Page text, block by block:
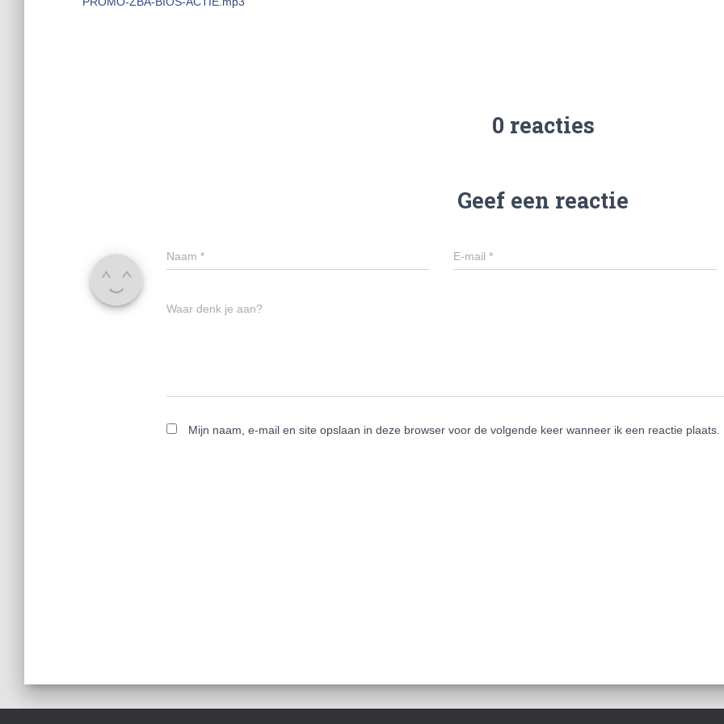
0 reacties
Geef een reactie
Naam * E-mail*
Waar denk je aan?
Mijn naam, e-mail en site opslaan in deze browser voor de volgende keer wanneer ik een reactie plaats.